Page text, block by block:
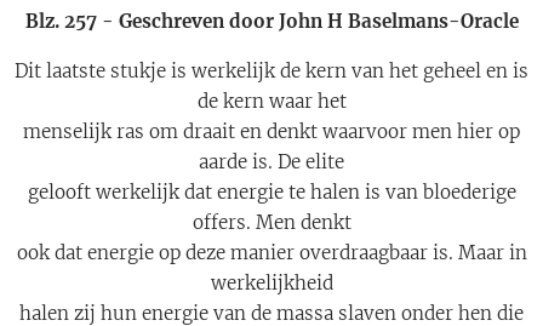
Blz. 257 - Geschreven door John H Baselmans-Oracle
Dit laatste stukje is werkelijk de kern van het geheel en is
de kern waar het
menselijk ras om draait en denkt waarvoor men hier op
aarde is. De elite
gelooft werkelijk dat energie te halen is van bloederige
offers. Men denkt
ook dat energie op deze manier overdraagbaar is. Maar in
werkelijkheid
halen zij hun energie van de massa slaven onder hen die